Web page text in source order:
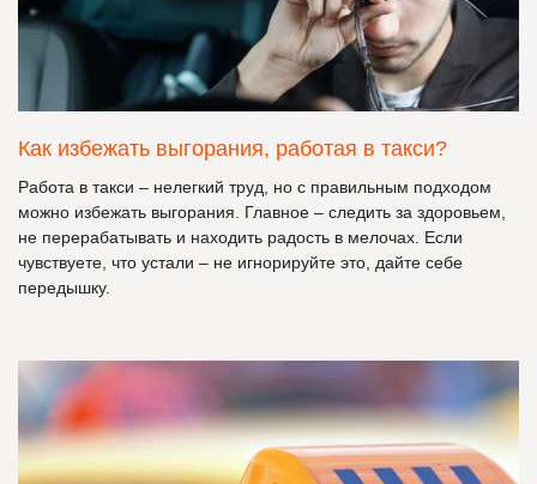
Как избежать выгорания, работая в такси?
Работа в такси – нелегкий труд, но с правильным подходом
можно избежать выгорания. Главное – следить за здоровьем,
не перерабатывать и находить радость в мелочах. Если
чувствуете, что устали – не игнорируйте это, дайте себе
передышку.